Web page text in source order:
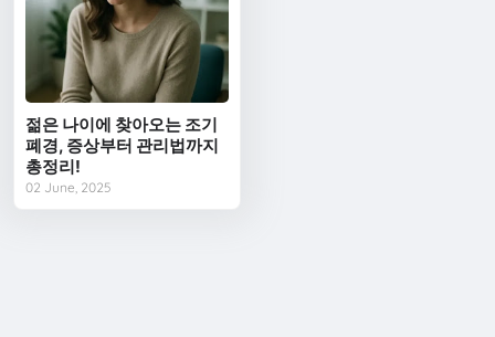
젊은 나이에 찾아오는 조기
폐경, 증상부터 관리법까지
총정리!
02 June, 2025